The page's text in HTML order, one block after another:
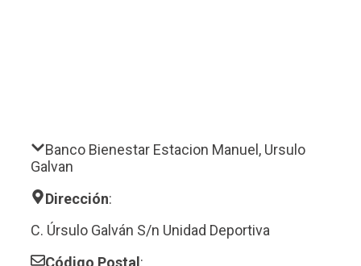
Banco Bienestar Estacion Manuel, Ursulo
Galvan
Dirección:
C. Úrsulo Galván S/n Unidad Deportiva
Código Postal :